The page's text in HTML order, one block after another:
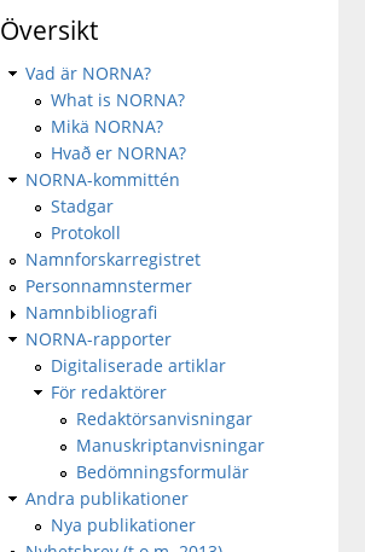
Översikt
Vad är NORNA?
What is NORNA?
Mikä NORNA?
Hvað er NORNA?
NORNA-kommittén
Stadgar
Protokoll
Namnforskarregistret
Personnamnstermer
Namnbibliografi
NORNA-rapporter
Digitaliserade artiklar
För redaktörer
Redaktörsanvisningar
Manuskriptanvisningar
Bedömningsformulär
Andra publikationer
Nya publikationer